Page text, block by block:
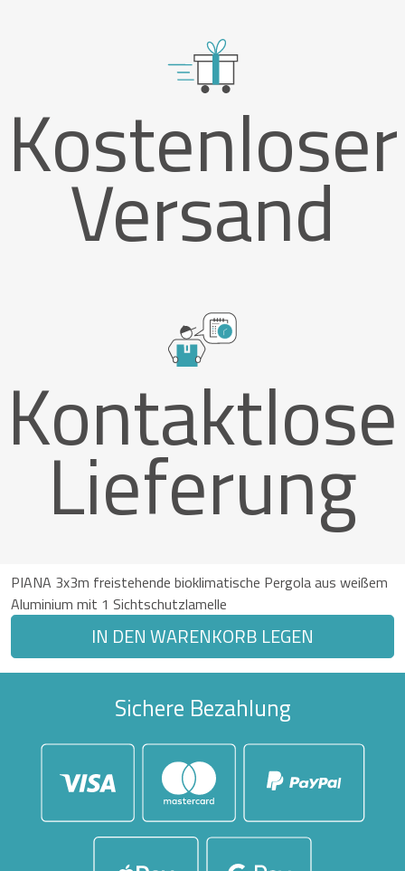
Kostenloser
Versand
Kontaktlose
Lieferung
PIANA 3x3m freistehende bioklimatische Pergola aus weißem
Aluminium mit 1 Sichtschutzlamelle
IN DEN WARENKORB LEGEN
Sichere Bezahlung